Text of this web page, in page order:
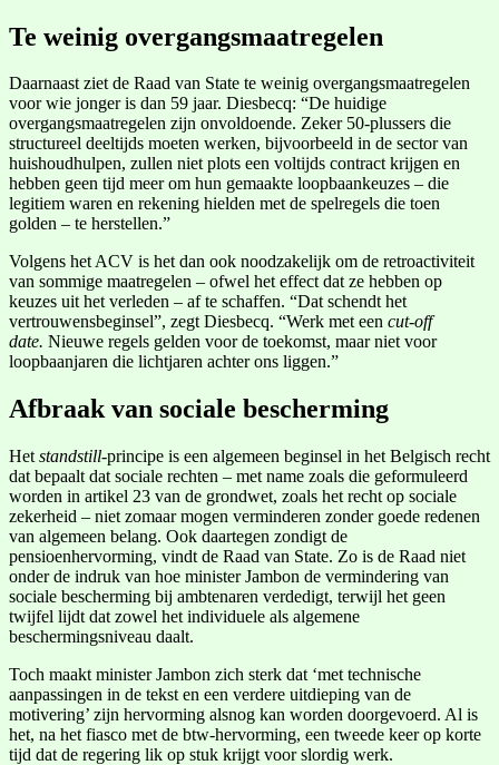
Te weinig overgangsmaatregelen
Daarnaast ziet de Raad van State te weinig overgangsmaatregelen
voor wie jonger is dan 59 jaar. Diesbecq: “De huidige
overgangsmaatregelen zijn onvoldoende. Zeker 50-plussers die
structureel deeltijds moeten werken, bijvoorbeeld in de sector van
huishoudhulpen, zullen niet plots een voltijds contract krijgen en
hebben geen tijd meer om hun gemaakte loopbaankeuzes – die
legitiem waren en rekening hielden met de spelregels die toen
golden – te herstellen.”
Volgens het ACV is het dan ook noodzakelijk om de retroactiviteit
van sommige maatregelen – ofwel het effect dat ze hebben op
keuzes uit het verleden – af te schaffen. “Dat schendt het
vertrouwensbeginsel”, zegt Diesbecq. “Werk met een cut-off
date. Nieuwe regels gelden voor de toekomst, maar niet voor
loopbaanjaren die lichtjaren achter ons liggen.”
Afbraak van sociale bescherming
Het standstill-principe is een algemeen beginsel in het Belgisch recht
dat bepaalt dat sociale rechten – met name zoals die geformuleerd
worden in artikel 23 van de grondwet, zoals het recht op sociale
zekerheid – niet zomaar mogen verminderen zonder goede redenen
van algemeen belang. Ook daartegen zondigt de
pensioenhervorming, vindt de Raad van State. Zo is de Raad niet
onder de indruk van hoe minister Jambon de vermindering van
sociale bescherming bij ambtenaren verdedigt, terwijl het geen
twijfel lijdt dat zowel het individuele als algemene
beschermingsniveau daalt.
Toch maakt minister Jambon zich sterk dat ‘met technische
aanpassingen in de tekst en een verdere uitdieping van de
motivering’ zijn hervorming alsnog kan worden doorgevoerd. Al is
het, na het fiasco met de btw-hervorming, een tweede keer op korte
tijd dat de regering lik op stuk krijgt voor slordig werk.